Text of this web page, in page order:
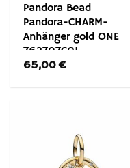
Pandora Bead
Pandora-CHARM-
Anhänger gold ONE
762707C01
65,00€